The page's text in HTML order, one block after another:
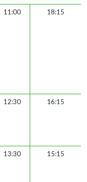
11:00 18:15
12:30 16:15
13:30 15:15